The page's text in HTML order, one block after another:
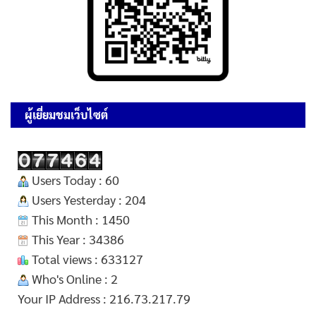
ผู้เยี่ยมชมเว็บไซต์
Users Today : 60
Users Yesterday : 204
This Month : 1450
This Year : 34386
Total views : 633127
Who's Online : 2
Your IP Address : 216.73.217.79